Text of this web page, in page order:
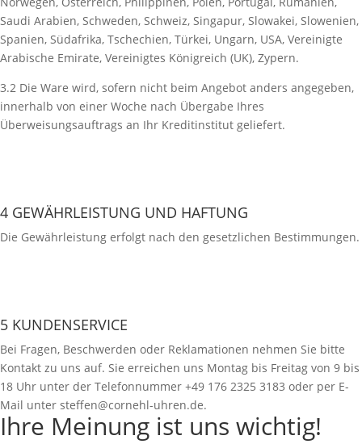
Saudi Arabien, Schweden, Schweiz, Singapur, Slowakei, Slowenien,
Spanien, Südafrika, Tschechien, Türkei, Ungarn, USA, Vereinigte
Arabische Emirate, Vereinigtes Königreich (UK), Zypern.
3.2 Die Ware wird, sofern nicht beim Angebot anders angegeben,
innerhalb von einer Woche nach Übergabe Ihres
Überweisungsauftrags an Ihr Kreditinstitut geliefert.
4 GEWÄHRLEISTUNG UND HAFTUNG
Die Gewährleistung erfolgt nach den gesetzlichen Bestimmungen.
5 KUNDENSERVICE
Bei Fragen, Beschwerden oder Reklamationen nehmen Sie bitte
Kontakt zu uns auf. Sie erreichen uns Montag bis Freitag von 9 bis
18 Uhr unter der Telefonnummer +49 176 2325 3183 oder per E-
Mail unter steffen@cornehl-uhren.de.
Ihre Meinung ist uns wichtig!